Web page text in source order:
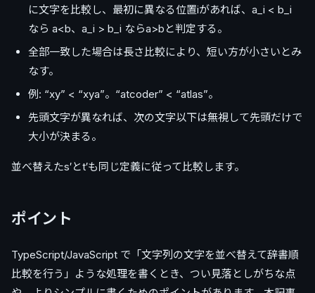
に文字を比較し、最初に異なる位置iがあれば、a_i < b_i
なら a<b、a_i > b_i ならa>bと判定する。
全部一致した場合は長さ比較により、短い方が小さいとみ
なす。
例: “xy” < “xya”。“atcoder” < “atlas”。
先頭文字が異なれば、次の文字以下は無視して先頭だけで
大小が決まる。
並べ替えたs′とt′も同じ定義に従って比較します。
ポイント
TypeScript/JavaScript で「文字列の文字を並べ替えて辞書順
比較を行う」ような処理を書くとき、つい見落としがちな点